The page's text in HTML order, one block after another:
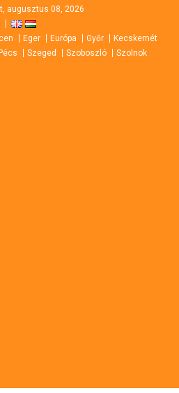
augusztus 08, 2026
Eger Európa Győr
Kecskemét
Pécs Szeged Szoboszló Szolnok